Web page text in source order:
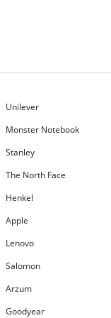
Unilever
Monster Notebook
Stanley
The North Face
Henkel
Apple
Lenovo
Salomon
Arzum
Goodyear